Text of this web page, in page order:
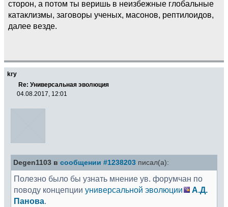
сторон, а потом ты веришь в неизбежные глобальные
катаклизмы, заговоры ученых, масонов, рептилоидов,
далее везде.
kry
Re: Универсальная эволюция
04.08.2017, 12:01
Degen1103 в сообщении #1238203 писал(а):
Полезно было бы узнать мнение ув. форумчан по
поводу концепции универсальной эволюции
А.Д.
Панова.